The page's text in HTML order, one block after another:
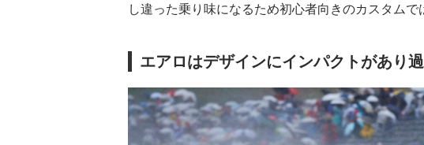
し違った乗り味になるため初心者向きのカスタムで
エアロはデザインにインパクトがあり